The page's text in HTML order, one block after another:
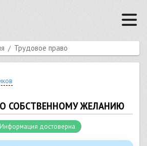
Трудовое право
СОБСТВЕННОМУ ЖЕЛАНИЮ
Информация достоверна